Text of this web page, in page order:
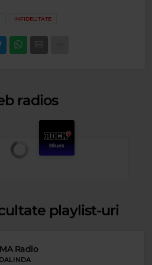
INFIDELITATE
radios
playlist-uri
Radio
DALINDA